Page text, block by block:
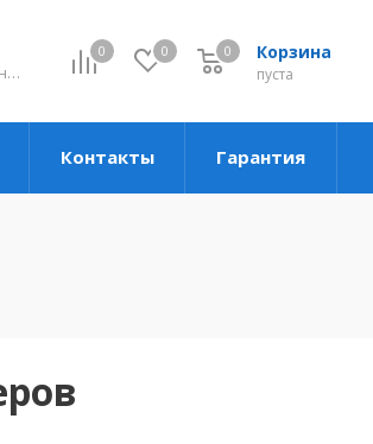
0 0 Корзина
пуста
0
Мой кабинет
Контакты Гарантия